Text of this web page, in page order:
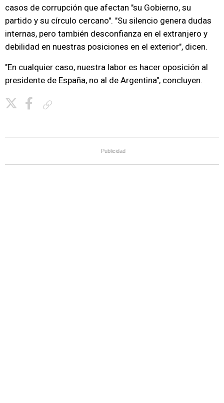
casos de corrupción que afectan "su Gobierno, su
partido y su círculo cercano". "Su silencio genera dudas
internas, pero también desconfianza en el extranjero y
debilidad en nuestras posiciones en el exterior", dicen.
"En cualquier caso, nuestra labor es hacer oposición al
presidente de España, no al de Argentina", concluyen.
Publicidad